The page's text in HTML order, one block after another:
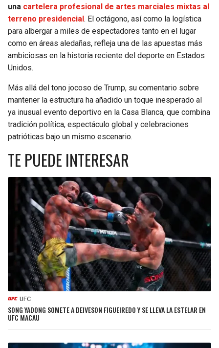
una cartelera profesional de artes marciales mixtas al
terreno presidencial . El octágono, así como la logística
para albergar a miles de espectadores tanto en el lugar
como en áreas aledañas, refleja una de las apuestas más
ambiciosas en la historia reciente del deporte en Estados
Unidos.
Más allá del tono jocoso de Trump, su comentario sobre
mantener la estructura ha añadido un toque inesperado al
ya inusual evento deportivo en la Casa Blanca, que combina
tradición política, espectáculo global y celebraciones
patrióticas bajo un mismo escenario.
TE PUEDE INTERESAR
UFC
SONG YADONG SOMETE A DEIVESON FIGUEIREDO Y SE LLEVA LA ESTELAR EN
UFC MACAU